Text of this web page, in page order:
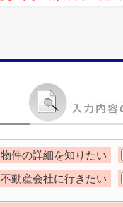
物件の詳細を知りたい
不動産会社に行きたい